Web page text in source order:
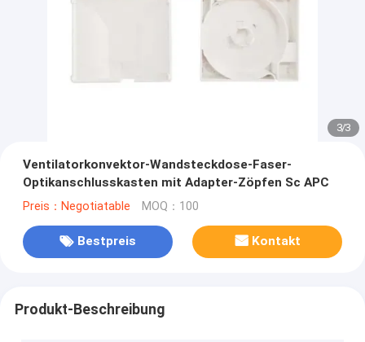
3/3
Ventilatorkonvektor-Wandsteckdose-Faser-
Optikanschlusskasten mit Adapter-Zöpfen Sc APC
Preis：Negotiatable MOQ：100
Bestpreis Kontakt
Produkt-Beschreibung